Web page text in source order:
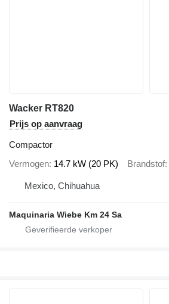
Wacker RT820
Prijs op aanvraag
Compactor
Vermogen 14.7 kW (20 PK) Brandstof
Mexico, Chihuahua
Maquinaria Wiebe Km 24 Sa